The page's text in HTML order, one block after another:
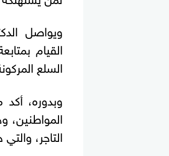
ويواصل
القيام
السلع
وبدوره،
المواطنين،
التاجر،